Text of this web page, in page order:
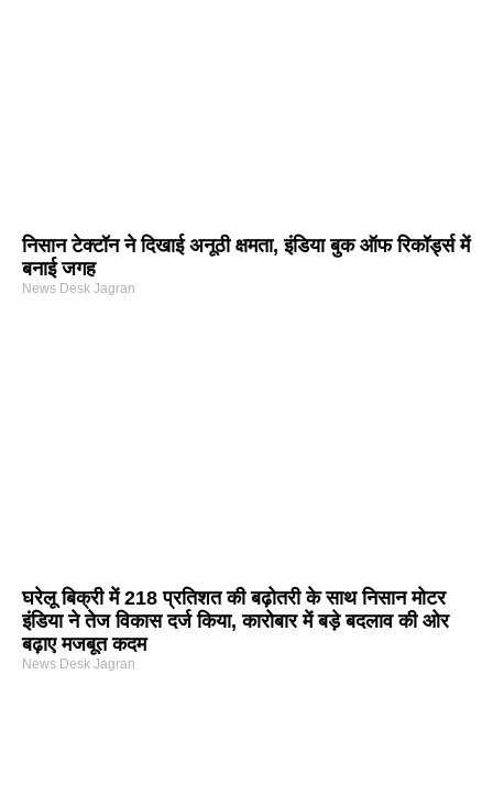
निसान टेक्टॉन ने दिखाई अनूठी क्षमता, इंडिया बुक ऑफ रिकॉर्ड्स में
बनाई जगह
News Desk Jagran
घरेलू बिक्री में 218 प्रतिशत की बढ़ोतरी के साथ निसान मोटर
इंडिया ने तेज विकास दर्ज किया, कारोबार में बड़े बदलाव की ओर
बढ़ाए मजबूत कदम
News Desk Jagran